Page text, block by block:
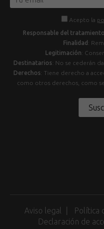
Acepto la
Responsable del tratamiento
Finalidad :
Legitimación:
Destinatarios: No se cederán
Derechos: Tiene derecho a
como otros derechos, como
Aviso legal Política
Declaración de